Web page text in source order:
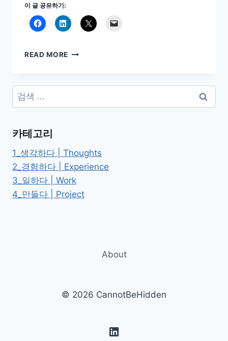
이 글 공유하기:
READ MORE CLAUDE
로
시
사
주
앱
POC
만
들
검
색:
카테고리
1_생각하다 | Thoughts
2_경험하다 | Experience
3_일하다 | Work
4_만들다 | Project
About
© 2026 CannotBeHidden
LinkedIn